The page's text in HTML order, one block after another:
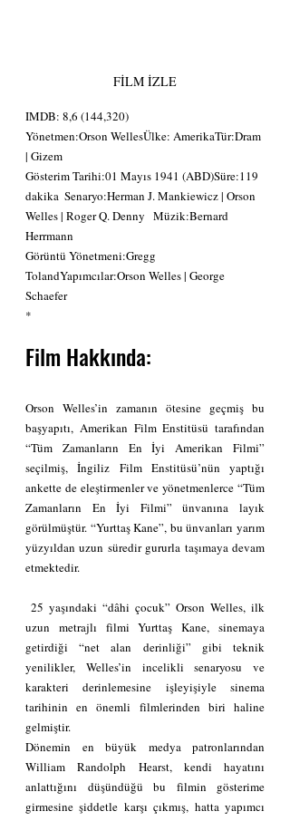
FİLM İZLE
IMDB: 8,6 (144,320)
Yönetmen:Orson WellesÜlke: AmerikaTür:Dram
| Gizem
Gösterim Tarihi:01 Mayıs 1941 (ABD)Süre:119
dakika  Senaryo:Herman J. Mankiewicz | Orson
Welles | Roger Q. Denny   Müzik:Bernard
Herrmann
Görüntü Yönetmeni:Gregg
TolandYapımcılar:Orson Welles | George
Schaefer
*
Film Hakkında:
Orson Welles’in zamanın ötesine geçmiş bu
başyapıtı, Amerikan Film Enstitüsü tarafından
“Tüm Zamanların En İyi Amerikan Filmi”
seçilmiş, İngiliz Film Enstitüsü’nün yaptığı
ankette de eleştirmenler ve yönetmenlerce “Tüm
Zamanların En İyi Filmi” ünvanına layık
görülmüştür. “Yurttaş Kane”, bu ünvanları yarım
yüzyıldan uzun süredir gururla taşımaya devam
etmektedir.
uzun metrajlı filmi Yurttaş Kane, sinemaya
getirdiği “net alan derinliği” gibi teknik
yenilikler, Welles’in incelikli senaryosu ve
karakteri derinlemesine işleyişiyle sinema
tarihinin en önemli filmlerinden biri haline
gelmiştir.
Dönemin en büyük medya patronlarından
William Randolph Hearst, kendi hayatını
anlattığını düşündüğü bu filmin gösterime
girmesine şiddetle karşı çıkmış, hatta yapımcı